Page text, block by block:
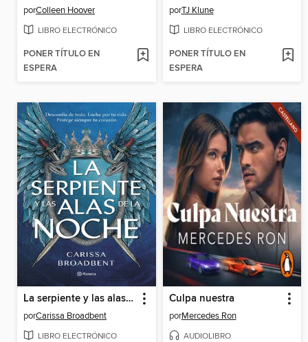
porColleen Hoover
LIBRO ELECTRÓNICO
PONER TÍTULO EN
ESPERA
porTJ Klune
LIBRO ELECTRÓNICO
PONER TÍTULO EN
ESPERA
La serpiente y las alas de la noche
porCarissa Broadbent
LIBRO ELECTRÓNICO
Culpa nuestra
porMercedes Ron
AUDIOLIBRO